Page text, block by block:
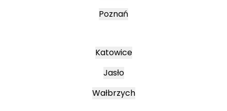
Poznań
Katowice
Jasło
Wałbrzych